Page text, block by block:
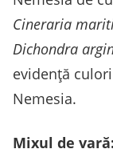
Cineraria
Dichondra
evidență
Nemesia.
Mixul de vară: